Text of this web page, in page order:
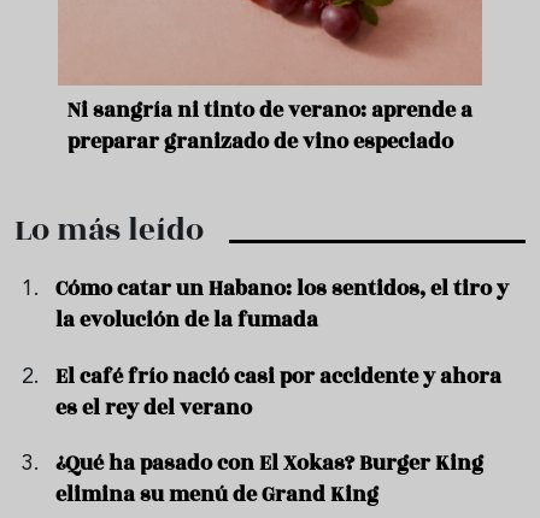
ni tinto de verano: aprende a
de vino especiado
Aceitunas: el
verano
Lo más leído
Cómo catar un Habano: los sentidos, el tiro y
la evolución de la fumada
El café frío nació casi por accidente y ahora
es el rey del verano
¿Qué ha pasado con El Xokas? Burger King
elimina su menú de Grand King